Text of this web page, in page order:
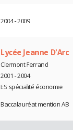
2004 - 2009
Lycée Jeanne D'Arc
Clermont Ferrand
2001 - 2004
ES spécialité économie
Baccalauréat mention AB